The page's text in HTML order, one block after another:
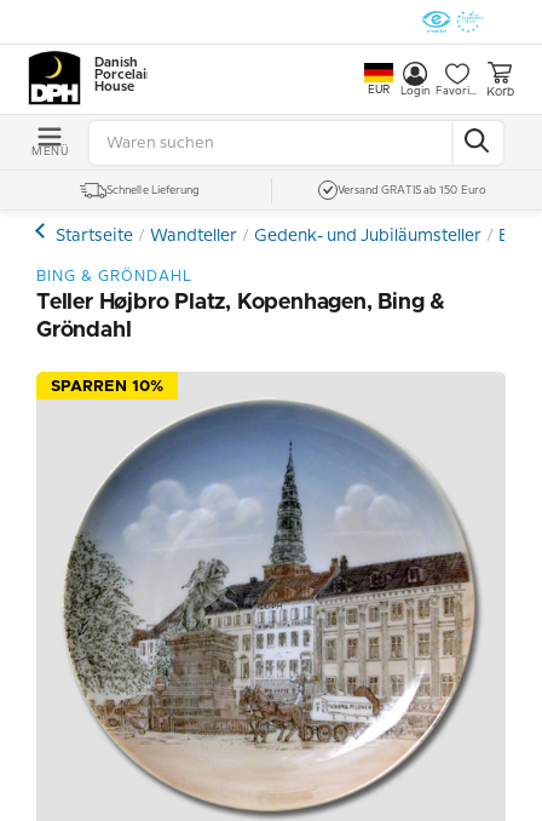
Danish
Porcelain
House
EUR Login Favoriten Korb
MENÜ
Schnelle Lieferung Versand GRATIS ab 150 Euro
Startseite Wandteller Gedenk- und Jubiläumsteller Bing
BING & GRÖNDAHL
Teller Højbro Platz, Kopenhagen, Bing &
Gröndahl
SPARREN 10%